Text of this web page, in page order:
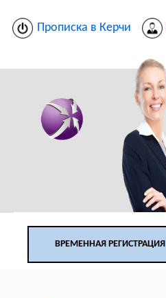
Прописка в Керчи
ВРЕМЕННАЯ РЕГИСТРАЦИЯ